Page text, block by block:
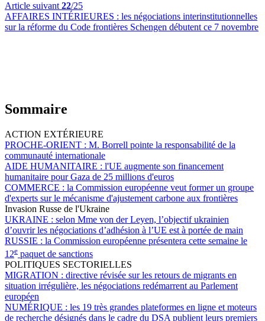
Article suivant 22/25
AFFAIRES INTÉRIEURES : les négociations interinstitutionnelles
sur la réforme du Code frontières Schengen débutent ce 7 novembre
Sommaire
ACTION EXTÉRIEURE
PROCHE-ORIENT : M. Borrell pointe la responsabilité de la
communauté internationale
AIDE HUMANITAIRE : l'UE augmente son financement
humanitaire pour Gaza de 25 millions d'euros
COMMERCE : la Commission européenne veut former un groupe
d'experts sur le mécanisme d'ajustement carbone aux frontières
Invasion Russe de l'Ukraine
UKRAINE : selon Mme von der Leyen, l’objectif ukrainien
d’ouvrir les négociations d’adhésion à l’UE est à portée de main
RUSSIE : la Commission européenne présentera cette semaine le
12e paquet de sanctions
POLITIQUES SECTORIELLES
MIGRATION : directive révisée sur les retours de migrants en
situation irrégulière, les négociations redémarrent au Parlement
européen
NUMÉRIQUE : les 19 très grandes plateformes en ligne et moteurs
de recherche désignés dans le cadre du DSA publient leurs premiers